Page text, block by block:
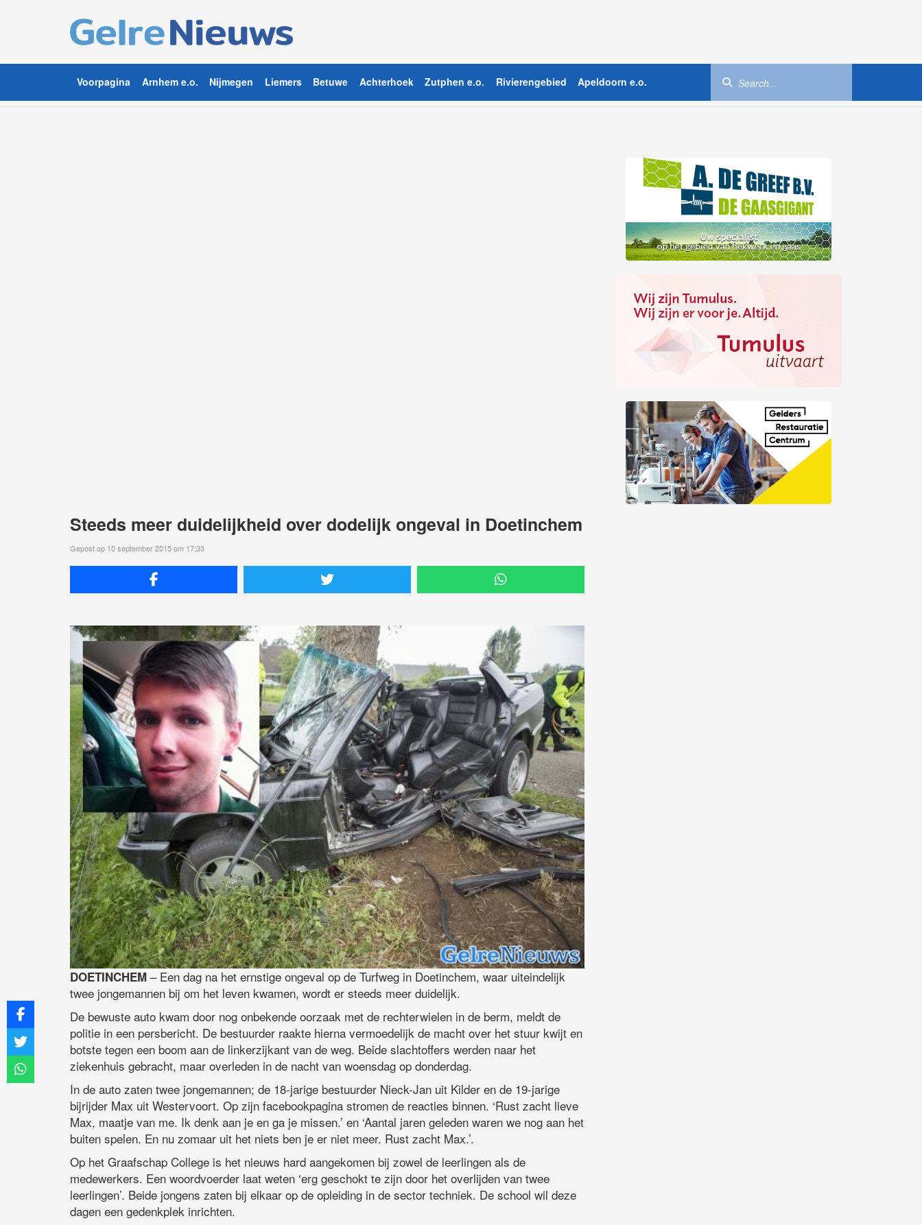
Voorpagina Arnhem e.o. Nijmegen Liemers Betuwe Achterhoek Zutphen e.o. Rivierengebied Apeldoorn e.o.
Steeds meer duidelijkheid over dodelijk ongeval in Doetinchem
Gepost op 10 september 2015 om 17:33
DOETINCHEM – Een dag na het ernstige ongeval op de Turfweg in Doetinchem, waar uiteindelijk
twee jongemannen bij om het leven kwamen, wordt er steeds meer duidelijk.
De bewuste auto kwam door nog onbekende oorzaak met de rechterwielen in de berm, meldt de
politie in een persbericht. De bestuurder raakte hierna vermoedelijk de macht over het stuur kwijt en
botste tegen een boom aan de linkerzijkant van de weg. Beide slachtoffers werden naar het
ziekenhuis gebracht, maar overleden in de nacht van woensdag op donderdag.
In de auto zaten twee jongemannen; de 18-jarige bestuurder Nieck-Jan uit Kilder en de 19-jarige
bijrijder Max uit Westervoort. Op zijn facebookpagina stromen de reacties binnen. ‘Rust zacht lieve
Max, maatje van me. Ik denk aan je en ga je missen.’ en ‘Aantal jaren geleden waren we nog aan het
buiten spelen. En nu zomaar uit het niets ben je er niet meer. Rust zacht Max.’.
Op het Graafschap College is het nieuws hard aangekomen bij zowel de leerlingen als de
medewerkers. Een woordvoerder laat weten ‘erg geschokt te zijn door het overlijden van twee
leerlingen’. Beide jongens zaten bij elkaar op de opleiding in de sector techniek. De school wil deze
dagen een gedenkplek inrichten.